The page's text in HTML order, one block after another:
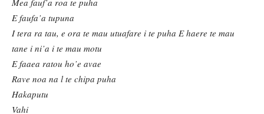
E faufa’a tupuna
I tera ra tau, e ora te mau utuafare i te puha E haere te mau
tane i ni’a i te mau motu
E faaea ratou ho’e avae
Rave noa na l te chipa puha
Hakaputu
Vahi